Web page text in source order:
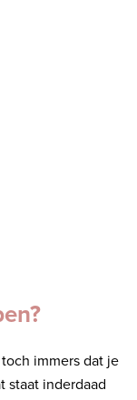
immers dat je
staat inderdaad